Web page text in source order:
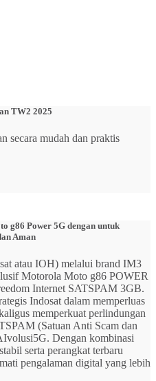
TW2 2025
secara mudah dan praktis
g86 Power 5G dengan untuk
Aman
atau IOH) melalui brand IM3
Motorola Moto g86 POWER
Internet SATSPAM 3GB.
Indosat dalam memperluas
memperkuat perlindungan
(Satuan Anti Scam dan
Dengan kombinasi
serta perangkat terbaru
pengalaman digital yang lebih